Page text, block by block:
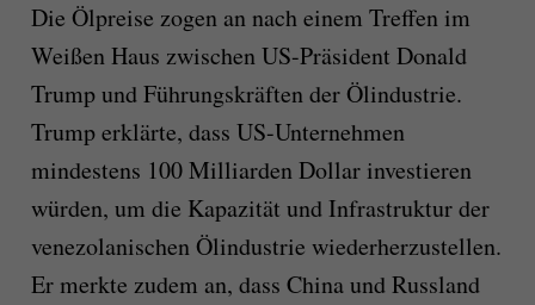
Die Ölpreise zogen an nach einem Treffen im
Weißen Haus zwischen US-Präsident Donald
Trump und Führungskräften der Ölindustrie.
Trump erklärte, dass US-Unternehmen
mindestens 100 Milliarden Dollar investieren
würden, um die Kapazität und Infrastruktur der
venezolanischen Ölindustrie wiederherzustellen.
Er merkte zudem an, dass China und Russland